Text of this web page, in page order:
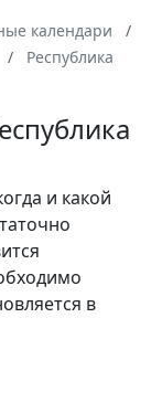
календари
Республика
и какой
в